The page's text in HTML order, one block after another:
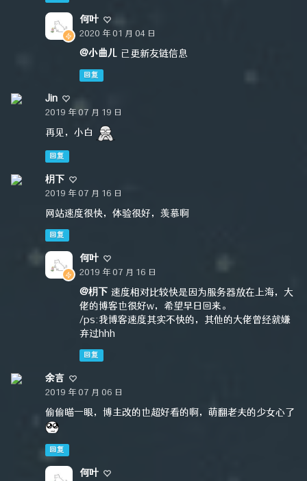
何叶
2020 年 01 月 04 日
@小曲儿 已更新友链信息
回复
Jin
2019 年 07 月 19 日
再见，小白
回复
枂下
2019 年 07 月 16 日
网站速度很快，体验很好，羡慕啊
回复
何叶
2019 年 07 月 16 日
@枂下 速度相对比较快是因为服务器放在上海，大
佬的博客也很好w，希望早日回来。
/ps:我博客速度其实不快的，其他的大佬曾经就嫌
弃过hhh
回复
余言
2019 年 07 月 06 日
偷偷瞄一眼，博主改的也超好看的啊，萌翻老夫的少女心了
回复
何叶